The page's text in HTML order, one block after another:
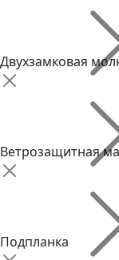
Двухзамковая
Ветрозащитная
Подпланка